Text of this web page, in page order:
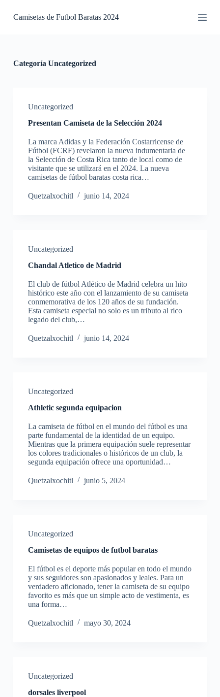
Camisetas de Futbol Baratas 2024
Categoría Uncategorized
Uncategorized
Presentan Camiseta de la Selección 2024
La marca Adidas y la Federación Costarricense de
Fútbol (FCRF) revelaron la nueva indumentaria de
la Selección de Costa Rica tanto de local como de
visitante que se utilizará en el 2024. La nueva
camisetas de fútbol baratas costa rica…
Quetzalxochitl junio 14, 2024
Uncategorized
Chandal Atletico de Madrid
El club de fútbol Atlético de Madrid celebra un hito
histórico este año con el lanzamiento de su camiseta
conmemorativa de los 120 años de su fundación.
Esta camiseta especial no solo es un tributo al rico
legado del club,…
Quetzalxochitl junio 14, 2024
Uncategorized
Athletic segunda equipacion
La camiseta de fútbol en el mundo del fútbol es una
parte fundamental de la identidad de un equipo.
Mientras que la primera equipación suele representar
los colores tradicionales o históricos de un club, la
segunda equipación ofrece una oportunidad…
Quetzalxochitl junio 5, 2024
Uncategorized
Camisetas de equipos de futbol baratas
El fútbol es el deporte más popular en todo el mundo
y sus seguidores son apasionados y leales. Para un
verdadero aficionado, tener la camiseta de su equipo
favorito es más que un simple acto de vestimenta, es
una forma…
Quetzalxochitl mayo 30, 2024
Uncategorized
dorsales liverpool